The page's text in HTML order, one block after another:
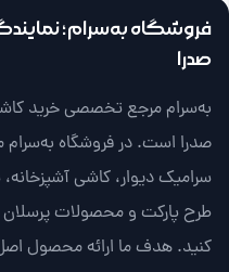
سرامیکی سفید و قرنیز
چرا قرنیز سرامیکی انتخابی
دیوارها در برابر آسیب‌های
این محصول به دلیل دوام بالا و
کفپوش سرامیکی یا سنگی
دلیل کیفیت بالای تولید، یکی
ایران است.
مزایای استفاده از قرنیز سرامیکی
فروشگاه به‌سرام؛
صدرا
به‌سرام مرجع تخصصی خرید
صدرا است. در فروشگاه به‌سرام
سرامیک دیوار، کاشی
طرح پارکت و محصولات پرسلان
کنید. هدف ما ارائه محصول